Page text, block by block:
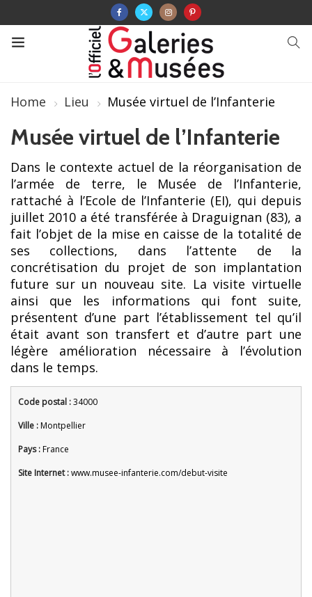
Home Lieu Musée virtuel de l’Infanterie
Musée virtuel de l’Infanterie
Dans le contexte actuel de la réorganisation de
l’armée de terre, le Musée de l’Infanterie,
rattaché à l’Ecole de l’Infanterie (EI), qui depuis
juillet 2010 a été transférée à Draguignan (83), a
fait l’objet de la mise en caisse de la totalité de
ses collections, dans l’attente de la
concrétisation du projet de son implantation
future sur un nouveau site. La visite virtuelle
ainsi que les informations qui font suite,
présentent d’une part l’établissement tel qu’il
était avant son transfert et d’autre part une
légère amélioration nécessaire à l’évolution
dans le temps.
Code postal :34000
Ville :Montpellier
Pays :France
Site Internet :www.musee-infanterie.com/debut-visite